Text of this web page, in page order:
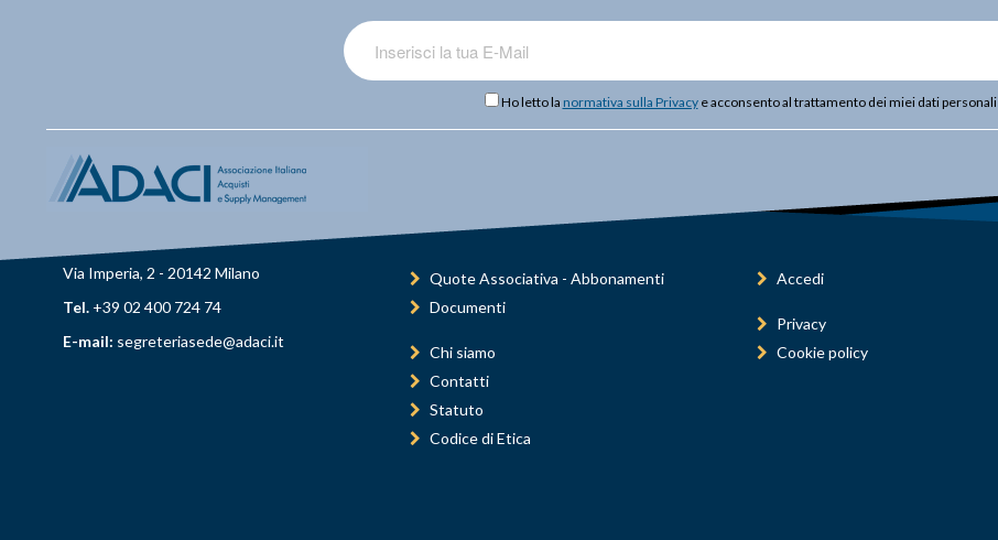
Ho letto la normativa sulla Privacye acconsento al trattamento dei miei dati personali
Via Imperia, 2 - 20142 Milano
Tel. +39 02 400 724 74
E-mail: segreteriasede@adaci.it
Quote Associativa - Abbonamenti
Documenti
Chi siamo
Contatti
Statuto
Codice di Etica
Accedi
Privacy
Cookie policy